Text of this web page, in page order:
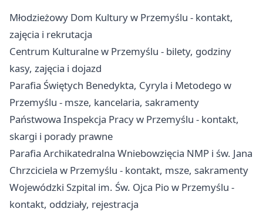
Młodzieżowy Dom Kultury w Przemyślu - kontakt,
zajęcia i rekrutacja
Centrum Kulturalne w Przemyślu - bilety, godziny
kasy, zajęcia i dojazd
Parafia Świętych Benedykta, Cyryla i Metodego w
Przemyślu - msze, kancelaria, sakramenty
Państwowa Inspekcja Pracy w Przemyślu - kontakt,
skargi i porady prawne
Parafia Archikatedralna Wniebowzięcia NMP i św. Jana
Chrzciciela w Przemyślu - kontakt, msze, sakramenty
Wojewódzki Szpital im. Św. Ojca Pio w Przemyślu -
kontakt, oddziały, rejestracja